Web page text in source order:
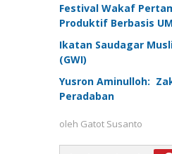
Festival Wakaf
Produktif Berbasis
Ikatan Saudagar
(GWI)
Yusron Aminulloh:
Peradaban
oleh Gatot Susanto